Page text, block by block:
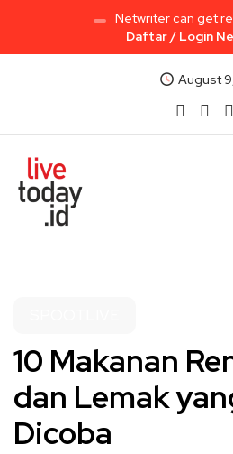
Netwriter can get
Daftar / Login
August
10 Makanan
dan Lemak
Dicoba